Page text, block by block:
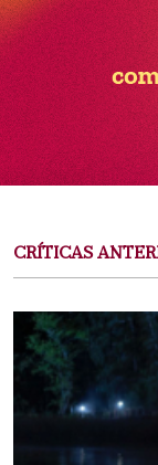
CRÍTICAS